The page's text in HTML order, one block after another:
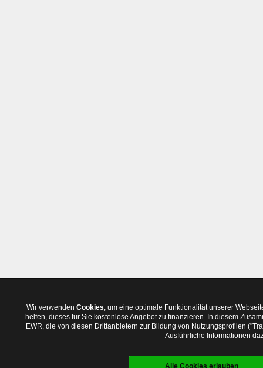
Wir verwenden Cookies, um eine optimale Funktionalität unserer
helfen, dieses für Sie kostenlose Angebot zu finanzieren. In diesem
EWR, die von diesen Drittanbietern zur Bildung von Nutzungsprofilen
Ausführliche Informationen
Alle Cookies erlauben